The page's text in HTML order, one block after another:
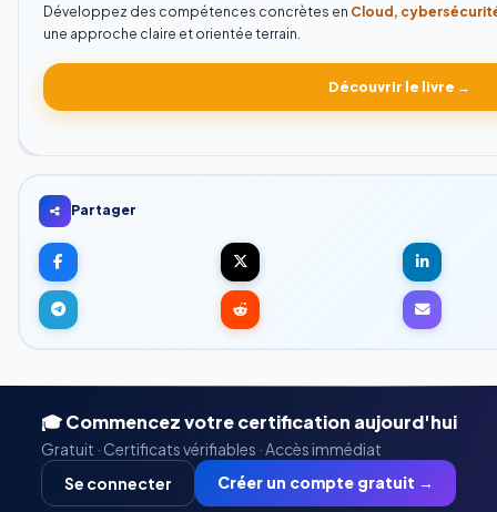
Développez des compétences concrètes en Cloud,
une approche claire et orientée terrain.
Découvrir le livre →
Partager
🎓 Commencez votre certification aujourd'hui
Gratuit · Certificats vérifiables · Accès immédiat
Se connecter
Créer un compte gratuit →